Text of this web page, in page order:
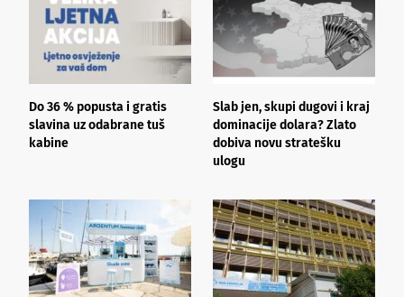
Do 36 % popusta i gratis
slavina uz odabrane tuš
kabine
Slab jen, skupi dugovi i kraj
dominacije dolara? Zlato
dobiva novu stratešku
ulogu